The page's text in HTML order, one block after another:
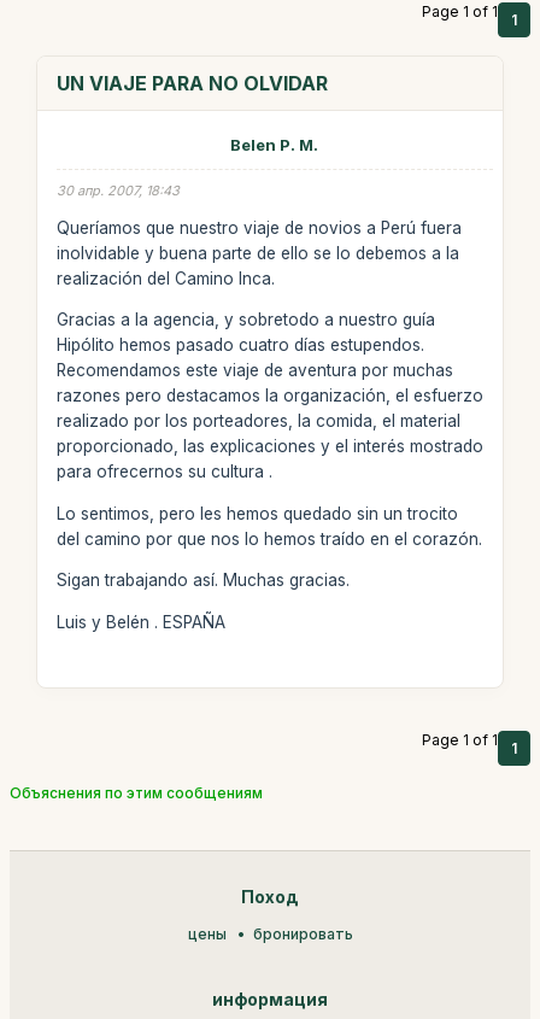
Page 1 of 1 1
UN VIAJE PARA NO OLVIDAR
Belen P. M.
30 апр. 2007, 18:43
Queríamos que nuestro viaje de novios a Perú fuera
inolvidable y buena parte de ello se lo debemos a la
realización del Camino Inca.
Gracias a la agencia, y sobretodo a nuestro guía
Hipólito hemos pasado cuatro días estupendos.
Recomendamos este viaje de aventura por muchas
razones pero destacamos la organización, el esfuerzo
realizado por los porteadores, la comida, el material
proporcionado, las explicaciones y el interés mostrado
para ofrecernos su cultura .
Lo sentimos, pero les hemos quedado sin un trocito
del camino por que nos lo hemos traído en el corazón.
Sigan trabajando así. Muchas gracias.
Luis y Belén . ESPAÑA
Page 1 of 1 1
Объяснения по этим сообщениям
Поход
цены бронировать
информация